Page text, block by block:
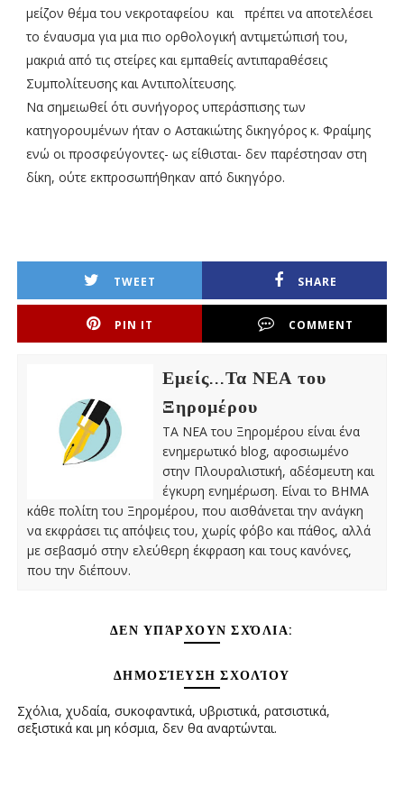
μείζον θέμα του νεκροταφείου και πρέπει να αποτελέσει
το έναυσμα για μια πιο ορθολογική αντιμετώπισή του,
μακριά από τις στείρες και εμπαθείς αντιπαραθέσεις
Συμπολίτευσης και Αντιπολίτευσης.
Να σημειωθεί ότι συνήγορος υπεράσπισης των
κατηγορουμένων ήταν ο Αστακιώτης δικηγόρος κ. Φραίμης
ενώ οι προσφεύγοντες- ως είθισται- δεν παρέστησαν στη
δίκη, ούτε εκπροσωπήθηκαν από δικηγόρο.
TWEET SHARE
PIN IT COMMENT
Εμείς...Τα ΝΕΑ του
Ξηρομέρου
ΤΑ ΝΕΑ του Ξηρομέρου είναι ένα
ενημερωτικό blog, αφοσιωμένο
στην Πλουραλιστική, αδέσμευτη και
έγκυρη ενημέρωση. Είναι το ΒΗΜΑ
κάθε πολίτη του Ξηρομέρου, που αισθάνεται την ανάγκη
να εκφράσει τις απόψεις του, χωρίς φόβο και πάθος, αλλά
με σεβασμό στην ελεύθερη έκφραση και τους κανόνες,
που την διέπουν.
ΔΕΝ ΥΠΆΡΧΟΥΝ ΣΧΌΛΙΑ:
ΔΗΜΟΣΊΕΥΣΗ ΣΧΟΛΊΟΥ
Σχόλια, χυδαία, συκοφαντικά, υβριστικά, ρατσιστικά,
σεξιστικά και μη κόσμια, δεν θα αναρτώνται.